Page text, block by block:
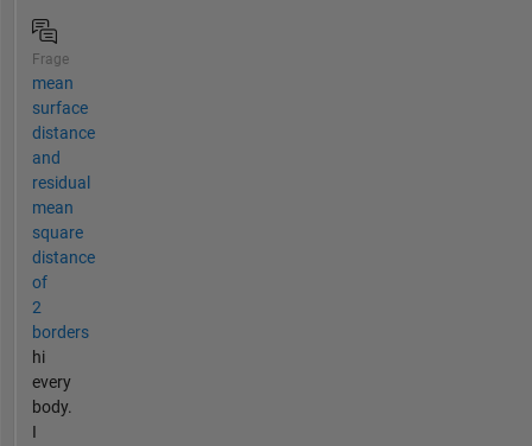
Frage
mean
surface
distance
and
residual
mean
square
distance
of
2
borders
hi
every
body.
I